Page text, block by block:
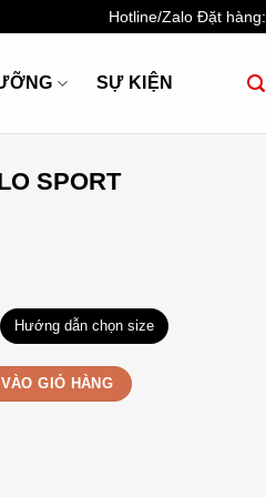
Hotline/Zalo Đặt hàng:
SỰ KIỆN
SPORT
Hướng dẫn chọn size
lượngGIỎ HÀNG